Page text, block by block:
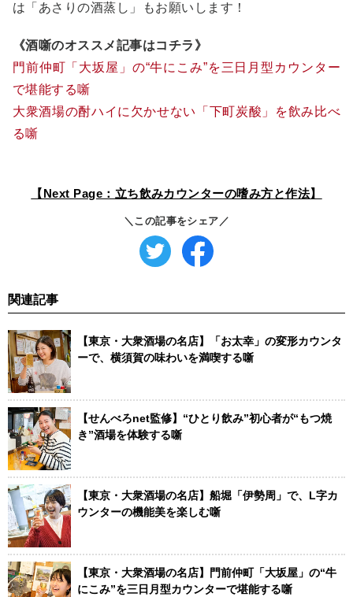
は「あさりの酒蒸し」もお願いします！
《酒噺のオススメ記事はコチラ》
門前仲町「大坂屋」の“牛にこみ”を三日月型カウンター
で堪能する噺
大衆酒場の酎ハイに欠かせない「下町炭酸」を飲み比べ
る噺
【Next Page：立ち飲みカウンターの嗜み方と作法】
＼この記事をシェア／
関連記事
【東京・大衆酒場の名店】「お太幸」の変形カウンタ
ーで、横須賀の味わいを満喫する噺
【せんべろnet監修】“ひとり飲み”初心者が“もつ焼
き”酒場を体験する噺
【東京・大衆酒場の名店】船堀「伊勢周」で、L字カ
ウンターの機能美を楽しむ噺
【東京・大衆酒場の名店】門前仲町「大坂屋」の“牛
にこみ”を三日月型カウンターで堪能する噺